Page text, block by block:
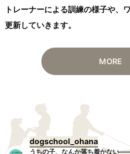
トレーナーによる訓練の様子や、
更新していきます。
MORE
dogschool_ohana
うちの子、なんか落ち着かない